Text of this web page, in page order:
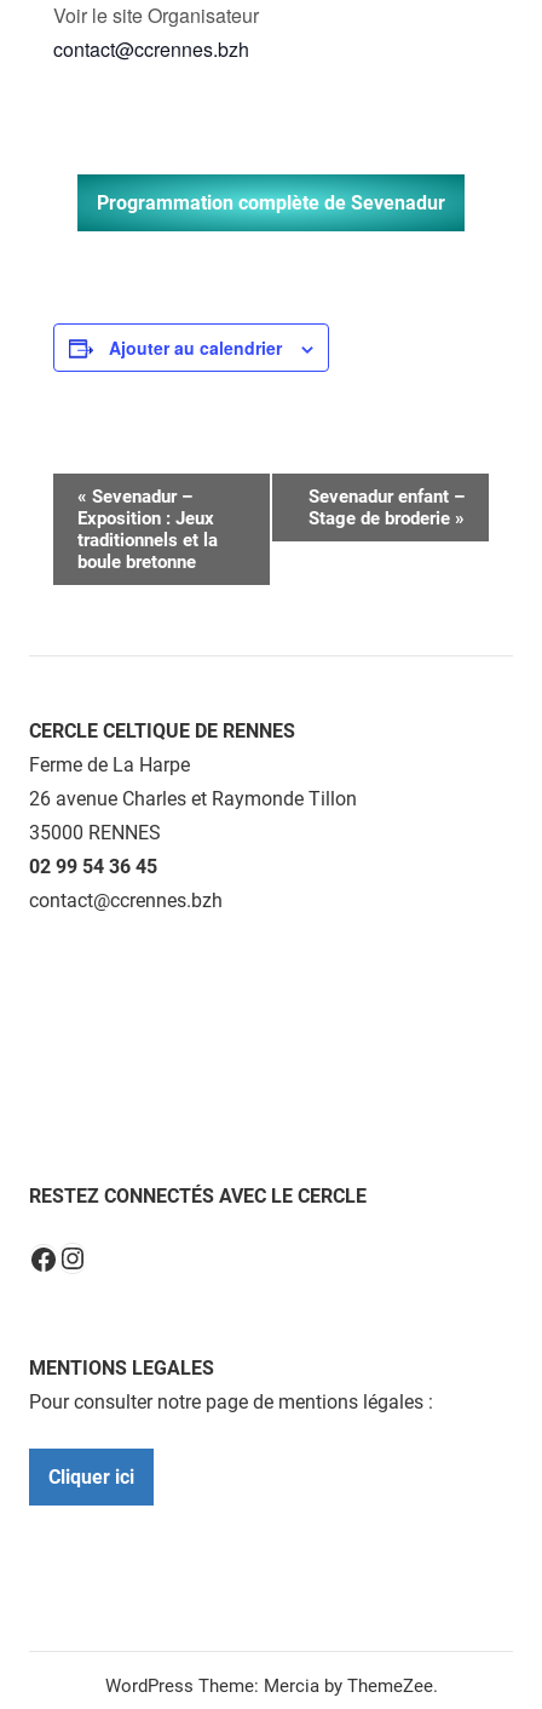
Voir le site Organisateur
contact@ccrennes.bzh
Programmation complète de Sevenadur
Ajouter au calendrier
Navigation
Évènement
« Sevenadur –
Exposition : Jeux
traditionnels et la
boule bretonne
Sevenadur enfant –
Stage de broderie »
CERCLE CELTIQUE DE RENNES
Ferme de La Harpe
26 avenue Charles et Raymonde Tillon
35000 RENNES
02 99 54 36 45
contact@ccrennes.bzh
RESTEZ CONNECTÉS AVEC LE CERCLE
Facebook
Instagram
MENTIONS LEGALES
Pour consulter notre page de mentions légales :
Cliquer ici
WordPress Theme: Mercia by ThemeZee.